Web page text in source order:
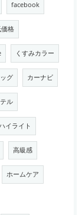
facebook
格
くすみカラー
グ カーナビ
ル
イライト
高級感
ホームケア